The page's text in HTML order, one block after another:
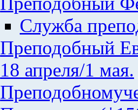
Служба
Преподобный
18 апреля/1 мая.